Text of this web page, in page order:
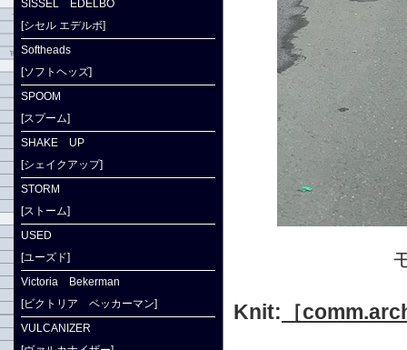
Knit: ［
SISSEL EDELBO
[シセル エデルボ]
Softheads
[ソフトヘッズ]
SPOOM
[スプーム]
SHAKE UP
[シェイクアップ]
STORM
[ストーム]
USED
[ユーズド]
Victoria Bekerman
[ビクトリア ベッカーマン]
VULCANIZER